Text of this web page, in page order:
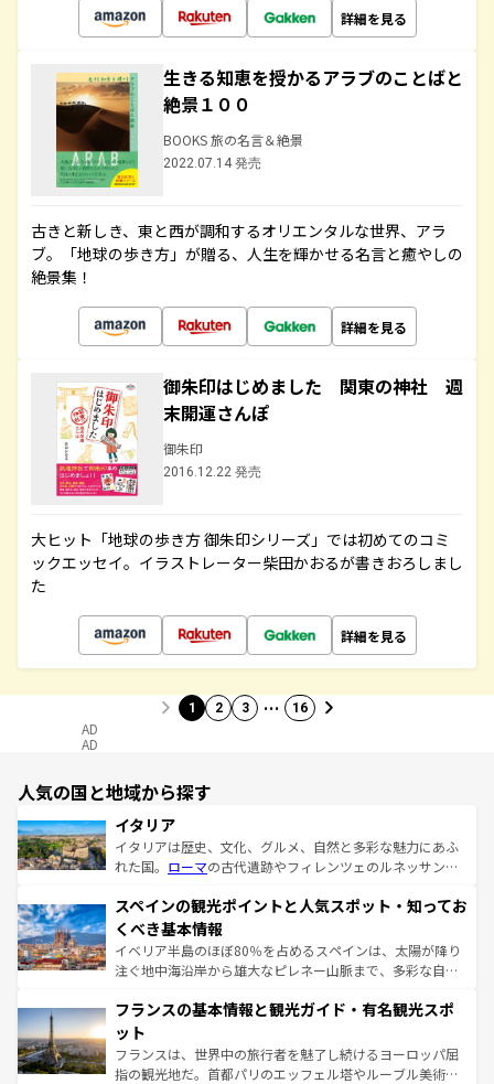
詳細を見る
生きる知恵を授かるアラブのことばと
絶景１００
BOOKS 旅の名言＆絶景
2022.07.14 発売
古きと新しき、東と西が調和するオリエンタルな世界、アラ
ブ。「地球の歩き方」が贈る、人生を輝かせる名言と癒やしの
絶景集！
詳細を見る
御朱印はじめました 関東の神社 週
末開運さんぽ
御朱印
2016.12.22 発売
大ヒット「地球の歩き方 御朱印シリーズ」では初めてのコミ
ックエッセイ。イラストレーター柴田かおるが書きおろしまし
た
詳細を見る
1 2 3 … 16
AD
AD
人気の国と地域から探す
イタリア
イタリアは歴史、文化、グルメ、自然と多彩な魅力にあふ
れた国。 ローマの古代遺跡やフィレンツェのルネッサンス
ろん、トスカーナの美しい田園風景やアマルフィ海岸の絶
景など、自然景観も見逃せない。観光の合間には、本場の
ピザやパスタなど、絶品のイタリア料理を堪能することも
できる。朝目覚めてから夜眠るまで、すべての瞬間を楽し
なお、新着のイタリア情報はコンテンツ一覧を参照してほ
しい。
スペインの観光ポイントと人気スポット・知ってお
くべき基本情報
イベリア半島のほぼ80％を占めるスペインは、太陽が降り
注ぐ地中海沿岸から雄大なピレネー山脈まで、多彩な自然
文化が根付くこの国では、情熱的なフラメンコ、熱気あふ
れる闘牛、そして美味しいタパスが生活の一部となってい
る。首都マドリードの洗練された雰囲気や、バルセロナの
アートに溢れた街角から、地方では古代ローマ遺跡や中世
フランスの基本情報と観光ガイド・有名観光スポ
ット
フランスは、世界中の旅行者を魅了し続けるヨーロッパ屈
指の観光地だ。首都パリのエッフェル塔やルーブル美術館